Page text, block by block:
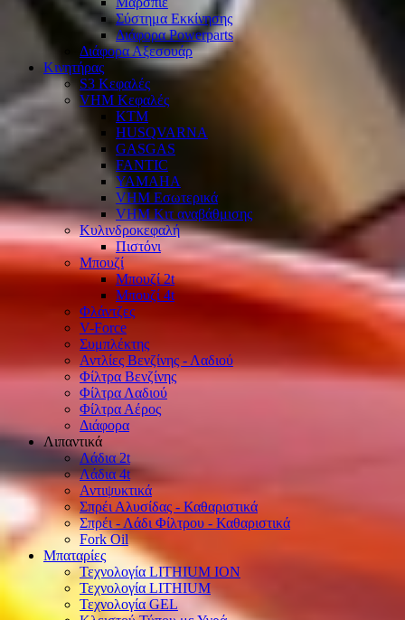
Σύστημα Εκκίνησης
Διάφορα Powerparts
Διάφορα Αξεσουάρ
Κινητήρας
S3 Κεφαλές
VHM Κεφαλές
KTM
HUSQVARNA
GASGAS
FANTIC
YAMAHA
VHM Εσωτερικά
VHM Κιτ αναβάθμισης
Κυλινδροκεφαλή
Πιστόνι
Μπουζί
Μπουζί 2t
Μπουζί 4t
Φλάντζες
V-Force
Συμπλέκτης
Αντλίες Βενζίνης - Λαδιού
Φίλτρα Βενζίνης
Φίλτρα Λαδιού
Φίλτρα Αέρος
Διάφορα
Λιπαντικά
Λάδια 2t
Λάδια 4t
Αντιψυκτικά
Σπρέι Αλυσίδας - Καθαριστικά
Σπρέι - Λάδι Φίλτρου - Καθαριστικά
Fork Oil
Μπαταρίες
Τεχνολογία LITHIUM ION
Τεχνολογία LITHIUM
Τεχνολογία GEL